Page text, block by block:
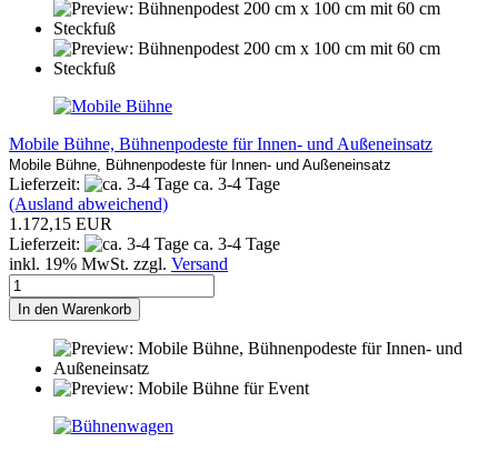
Mobile Bühne, Bühnenpodeste für Innen- und Außeneinsatz
Mobile Bühne, Bühnenpodeste für Innen- und Außeneinsatz
Lieferzeit:
ca. 3-4 Tage
(Ausland abweichend)
1.172,15 EUR
Lieferzeit:
ca. 3-4 Tage
inkl. 19% MwSt. zzgl. Versand
In den Warenkorb